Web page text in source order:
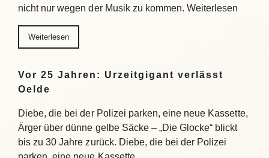
nicht nur wegen der Musik zu kommen. Weiterlesen
Weiterlesen
Vor 25 Jahren: Urzeitgigant verlässt
Oelde
Diebe, die bei der Polizei parken, eine neue Kassette,
Ärger über dünne gelbe Säcke – „Die Glocke“ blickt
bis zu 30 Jahre zurück. Diebe, die bei der Polizei